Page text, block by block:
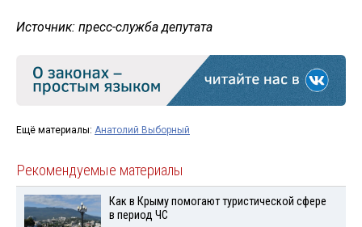
Источник: пресс-служба депутата
Ещё материалы: Анатолий Выборный
Рекомендуемые материалы
Как в Крыму помогают туристической сфере
в период ЧС